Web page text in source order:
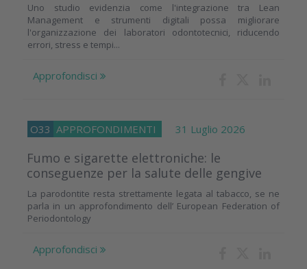
Uno studio evidenzia come l'integrazione tra Lean
Management e strumenti digitali possa migliorare
l'organizzazione dei laboratori odontotecnici, riducendo
errori, stress e tempi...
Approfondisci
O33 APPROFONDIMENTI 31 Luglio 2026
Fumo e sigarette elettroniche: le
conseguenze per la salute delle gengive
La parodontite resta strettamente legata al tabacco, se ne
parla in un approfondimento dell’ European Federation of
Periodontology
Approfondisci